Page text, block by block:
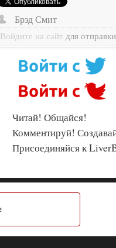
Брэд Смит
Войдите на сайт для
Читай! Общайся!
Комментируй!
Присоединяйся к